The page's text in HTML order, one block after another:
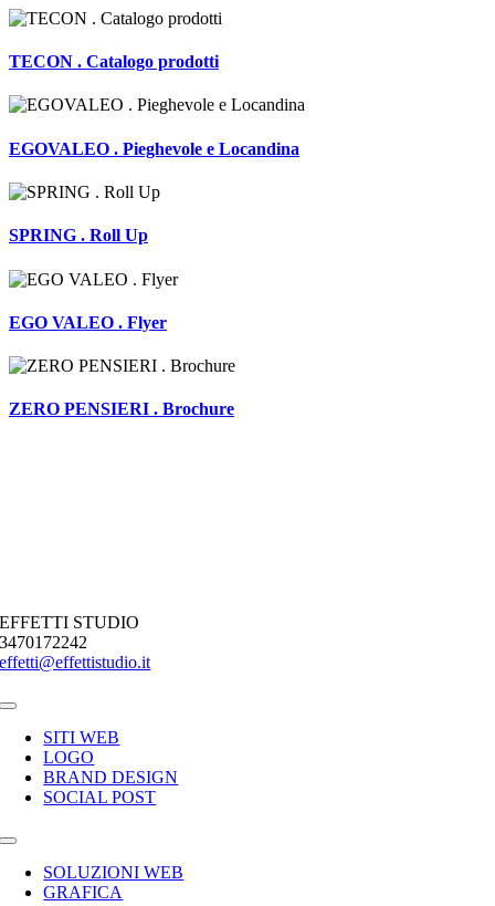
TECON . Catalogo prodotti
EGOVALEO . Pieghevole e Locandina
SPRING . Roll Up
EGO VALEO . Flyer
ZERO PENSIERI . Brochure
EFFETTI STUDIO
3470172242
effetti@effettistudio.it
Toggle
NavigationSITI WEB
LOGO
BRAND DESIGN
SOCIAL POST
Toggle
NavigationSOLUZIONI WEB
GRAFICA